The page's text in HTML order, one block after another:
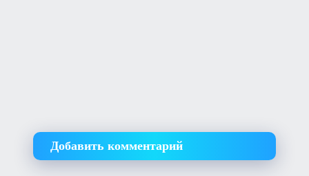
Добавить комментарий